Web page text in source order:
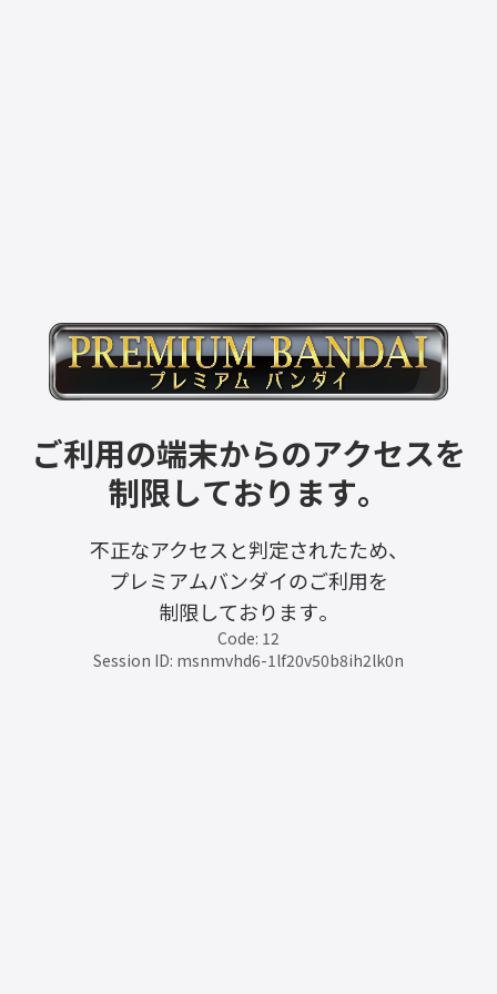
ご利用の端末からのアクセスを
制限しております。
不正なアクセスと判定されたため、
プレミアムバンダイのご利用を
制限しております。
Code: 12
Session ID: msnmvhd6-1lf20v50b8ih2lk0n